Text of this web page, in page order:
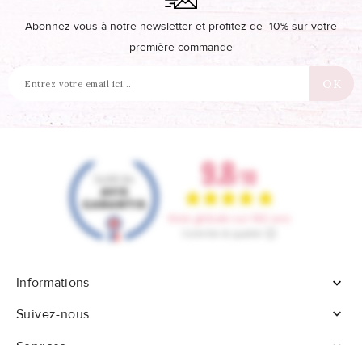
Abonnez-vous à notre newsletter et profitez de -10% sur votre
première commande
Informations

Suivez-nous
